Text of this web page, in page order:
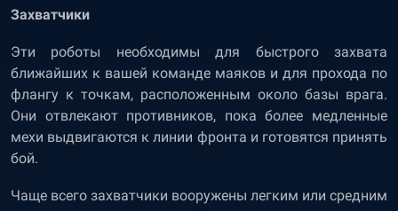
Захватчики
Эти роботы необходимы для быстрого захвата
ближайших к вашей команде маяков и для прохода по
флангу к точкам, расположенным около базы врага.
Они отвлекают противников, пока более медленные
мехи выдвигаются к линии фронта и готовятся принять
бой.
Чаще всего захватчики вооружены легким или средним